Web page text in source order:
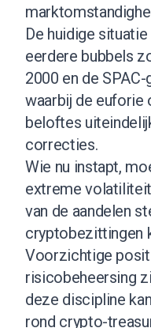
De huidige
eerdere bubbels
2000 en de
waarbij de euforie
beloftes
correcties.
Wie nu instapt,
extreme
van de aandelen
cryptobezittingen
Voorzichtige
risicobeheersing
deze discipline
rond crypto-